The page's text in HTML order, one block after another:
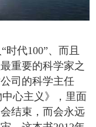
代100”、而且
重要的科学家之
司的科学主任
中心主义》，里面
结束，而会永远